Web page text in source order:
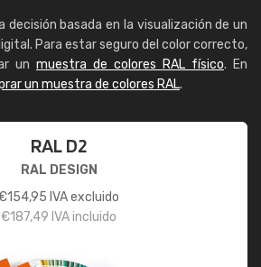
decisión basada en la visualización de un
Para estar seguro del color correcto,
un muestra de colores RAL físico. En
un muestra de colores RAL.
RAL D2
RAL DESIGN
154,95 IVA excluido
€187,49 IVA incluido